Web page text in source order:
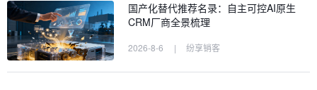
国产化替代推荐名录：自主可控AI原生
CRM厂商全景梳理
2026-8-6 | 纷享销客